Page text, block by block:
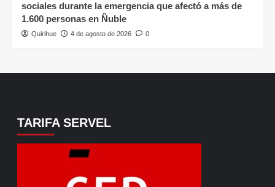
sociales durante la emergencia que afectó a más de
1.600 personas en Ñuble
Quirihue 4 de agosto de 2026 0
TARIFA SERVEL